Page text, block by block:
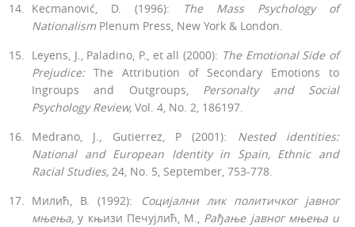
Kecmanović, D. (1996):
The Mass Psychology of
Nationalism Ple­num Press, New York & London.
Leyens, J., Paladino, P., et all (2000): The Emotional Side of
Prejudi­ce:The Attribution of Secondary Emotions to
Ingroups and Outgro­ups, Personalty and Social
Psychology Review, Vol. 4, No. 2, 186­197.
Medrano, J., Gutierrez, P (2001): Nested identities:
National and European Identity in Spain, Ethnic and
Racial Studies, 24, No. 5, September, 753-778.
Милић, В. (1992):
Социјални лик политичког јавног
мњења,у књизи Печујлић, М., Рађање јавног мњења u